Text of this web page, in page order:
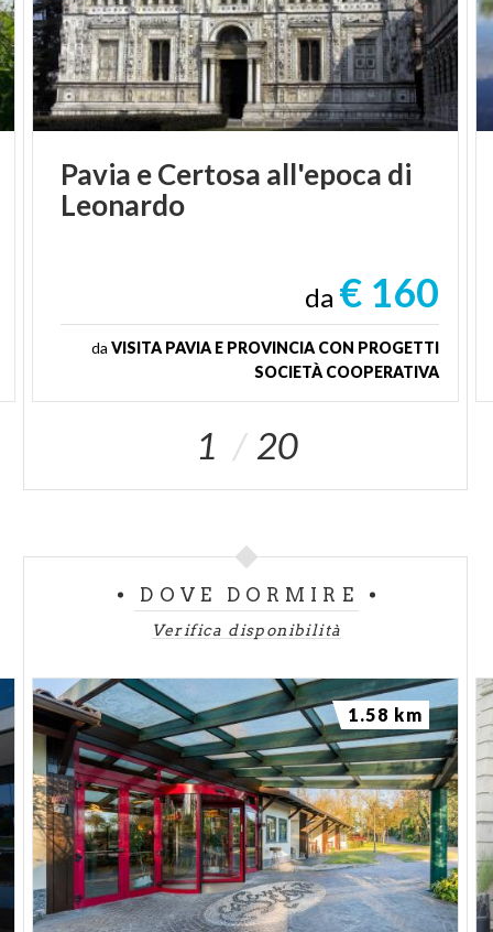
Pavia eCertosa all'epoca di
Leonardo
da € 160
da VISITA PAVIA E PROVINCIA CON PROGETTI
SOCIETÀ COOPERATIVA
1 20
DOVE DORMIRE
Verifica disponibilità
1.58 km